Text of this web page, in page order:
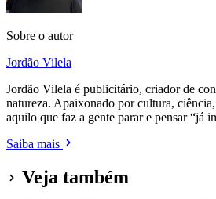
Sobre o autor
Jordão Vilela
Jordão Vilela é publicitário, criador de
natureza. Apaixonado por cultura,
aquilo que faz a gente parar e pensar “já
Saiba mais
Veja também